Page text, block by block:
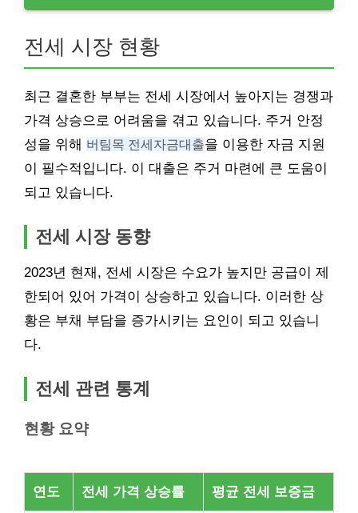
전세 시장 현황
최근 결혼한 부부는 전세 시장에서 높아지는 경쟁과
가격 상승으로 어려움을 겪고 있습니다. 주거 안정
성을 위해 버팀목 전세자금대출을 이용한 자금 지원
이 필수적입니다. 이 대출은 주거 마련에 큰 도움이
되고 있습니다.
전세 시장 동향
2023년 현재, 전세 시장은 수요가 높지만 공급이 제
한되어 있어 가격이 상승하고 있습니다. 이러한 상
황은 부채 부담을 증가시키는 요인이 되고 있습니
다.
전세 관련 통계
현황 요약
연도 전세 가격 상승률 평균 전세 보증금